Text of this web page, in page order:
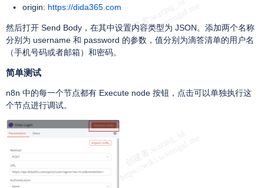
origin: https://dida365.com
然后打开 Send Body，在其中设置内容类型为 JSON。添加两个名称
分别为 username 和 password 的参数，值分别为滴答清单的用户名
（手机号码或者邮箱）和密码。
简单测试
n8n 中的每一个节点都有 Execute node 按钮，点击可以单独执行这
个节点进行调试。